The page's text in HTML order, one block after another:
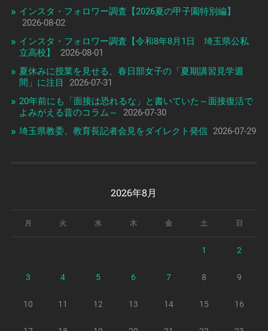
インスタ・フォロワー調査【2026夏の甲子園特別編】
2026-08-02
インスタ・フォロワー調査【令和8年8月1日 埼玉県公私
立高校】
2026-08-01
夏休みに授業を見せる、春日部女子の「夏期講習見学週
間」に注目
2026-07-31
20年前にも「面接は恐れるな」と書いていた～面接復活で
よみがえる昔のコラム～
2026-07-30
埼玉県教委、教育長記者会見をダイレクト発信 2026-07-29
2026年8月
月 火 水 木 金 土 日
1 2
3 4 5 6 7 8 9
10 11 12 13 14 15 16